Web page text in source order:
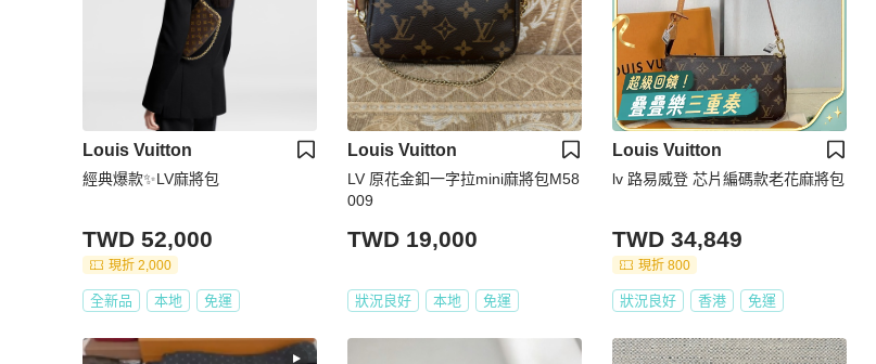
Louis Vuitton
經典爆款✨LV麻將包
TWD 52,000
現折 2,000
全新品 本地 免運
Louis Vuitton
LV 原花金釦一字拉mini麻將包M58
009
TWD 19,000
狀況良好 本地 免運
Louis Vuitton
lv 路易威登 芯片編碼款老花麻將包
TWD 34,849
現折 800
狀況良好 香港 免運